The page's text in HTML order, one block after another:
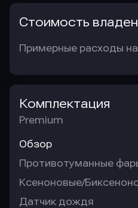
Стоимость
Примерные расходы
Комплектация
Premium
Обзор
Противотуманные
Ксеноновые/
Датчик дождя